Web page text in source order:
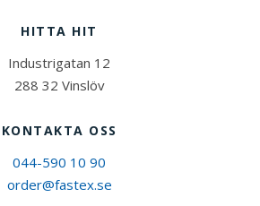
HITTA HIT
Industrigatan 12
288 32 Vinslöv
KONTAKTA OSS
044-590 10 90
order@fastex.se
Jobba hos oss
Kontakt